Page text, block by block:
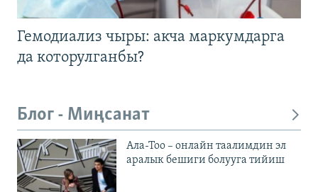
Гемодиализ чыры: акча маркумдарга
да которулганбы?
Блог - Миңсанат
Ала-Тоо – онлайн таалимдин эл
аралык бешиги болууга тийиш